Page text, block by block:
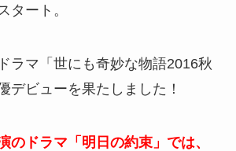
タート。
ラマ「世にも奇妙な物語2016秋
デビューを果たしました！
のドラマ「明日の約束」では、